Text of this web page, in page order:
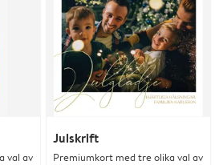
val av
Julskrift
Premiumkort med tre olika val av